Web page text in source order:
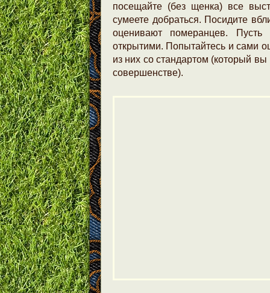
посещайте (без щенка) все
сумеете добраться. Посидите
оценивают померанцев.
открытими. Попытайтесь и сами
из них со стандартом (который
совершенстве).